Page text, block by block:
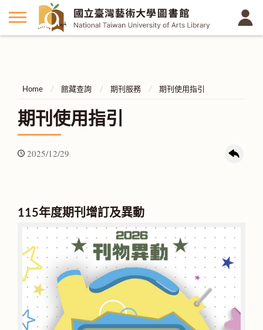
Home 館藏查詢 期刊服務 期刊使用指引
期刊使用指引
2025/12/29
115年度期刊增訂及異動